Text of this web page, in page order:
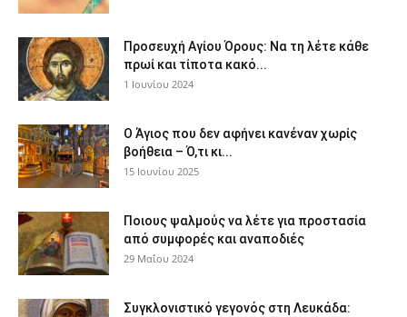
Προσευχή Αγίου Όρους: Να τη λέτε κάθε
πρωί και τίποτα κακό...
1 Ιουνίου 2024
Ο Άγιος που δεν αφήνει κανέναν χωρίς
βοήθεια – Ό,τι κι...
15 Ιουνίου 2025
Ποιους ψαλμούς να λέτε για προστασία
από συμφορές και αναποδιές
29 Μαΐου 2024
Συγκλονιστικό γεγονός στη Λευκάδα: